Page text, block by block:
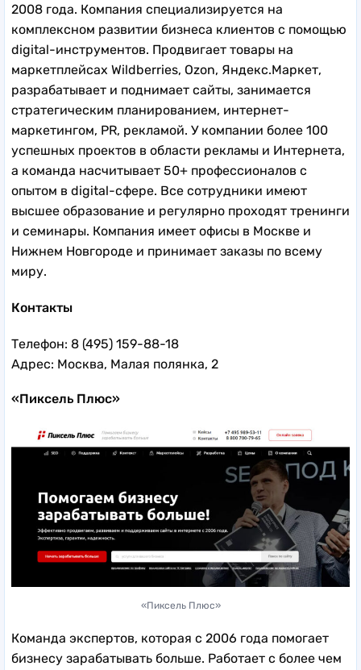
2008 года. Компания специализируется на
комплексном развитии бизнеса клиентов с помощью
digital-инструментов. Продвигает товары на
маркетплейсах Wildberries, Ozon, Яндекс.Маркет,
разрабатывает и поднимает сайты, занимается
стратегическим планированием, интернет-
маркетингом, PR, рекламой. У компании более 100
успешных проектов в области рекламы и Интернета,
а команда насчитывает 50+ профессионалов с
опытом в digital-сфере. Все сотрудники имеют
высшее образование и регулярно проходят тренинги
и семинары. Компания имеет офисы в Москве и
Нижнем Новгороде и принимает заказы по всему
миру.
Контакты
Телефон: 8 (495) 159-88-18
Адрес: Москва, Малая полянка, 2
«Пиксель Плюс»
«Пиксель Плюс»
Команда экспертов, которая с 2006 года помогает
бизнесу зарабатывать больше. Работает с более чем